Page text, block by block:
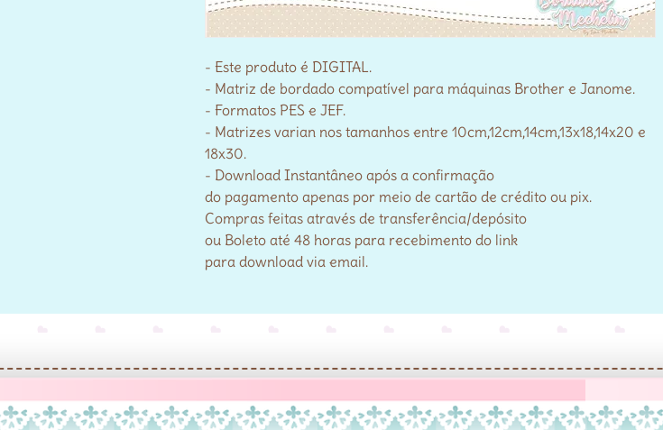
- Este produto é DIGITAL.
- Matriz de bordado compatível para máquinas Brother e Janome.
- Formatos PES e JEF.
- Matrizes varian nos tamanhos entre 10cm,12cm,14cm,13x18,14x20 e
18x30.
- Download Instantâneo após a confirmação
do pagamento apenas por meio de cartão de crédito ou pix.
Compras feitas através de transferência/depósito
ou Boleto até 48 horas para recebimento do link
para download via email.